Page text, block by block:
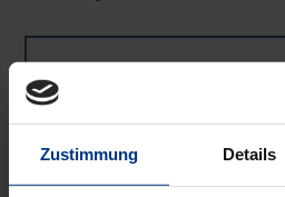
Zustimmung Details
Book
ISBN 978-3-7890-3257-8